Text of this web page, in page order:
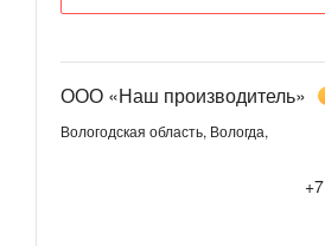
ООО «Наш производитель»
Вологодская область, Вологда,
+7